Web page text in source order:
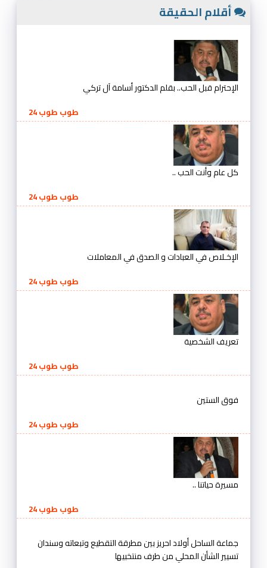
أقلام الحقيقة
الإحترام قبل الحب.. بقلم الدكتور أسامة آل تركي
طوب طوب 24
كل عام وأنت الحب ..
طوب طوب 24
الإخـلاص في العبادات و الصدق في المعاملات
طوب طوب 24
تعريف الشخصية
طوب طوب 24
فوق الستين
طوب طوب 24
مسيرة حياتنا ..
طوب طوب 24
جماعة الساحل أولاد احريز بين مطرقة التقطيع وتبعاته وسندان
تسيير الشأن المحلي من طرف منتخبيها